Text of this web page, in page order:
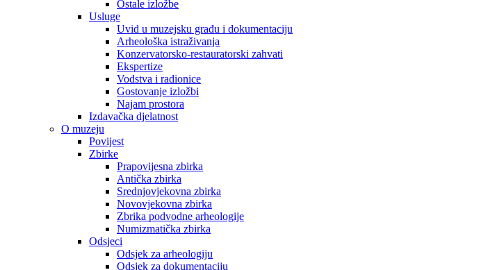
Ostale izložbe
Usluge
Uvid u muzejsku građu i dokumentaciju
Arheološka istraživanja
Konzervatorsko-restauratorski zahvati
Ekspertize
Vodstva i radionice
Gostovanje izložbi
Najam prostora
Izdavačka djelatnost
O muzeju
Povijest
Zbirke
Prapovijesna zbirka
Antička zbirka
Srednjovjekovna zbirka
Novovjekovna zbirka
Zbrika podvodne arheologije
Numizmatička zbirka
Odsjeci
Odsjek za arheologiju
Odsjek za dokumentaciju